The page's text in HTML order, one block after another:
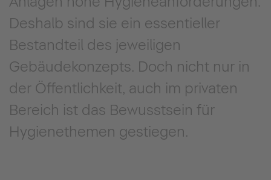
Deshalb sind sie ein essentieller
Bestandteil des jeweiligen
Gebäudekonzepts. Doch nicht nur in
der Öffentlichkeit, auch im privaten
Bereich ist das Bewusstsein für
Hygienethemen gestiegen.